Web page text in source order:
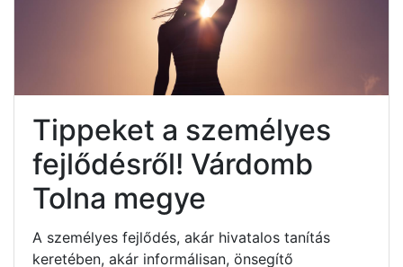
Tippeket a személyes
fejlődésről! Várdomb
Tolna megye
A személyes fejlődés, akár hivatalos tanítás
keretében, akár informálisan, önsegítő